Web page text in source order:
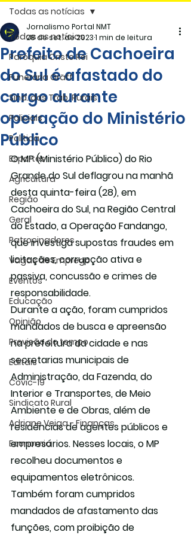
Todas as notícias
Paróquia Cristo Rei
Funerária Gräff
Sind. dos Trab. Rurais
Policiais
Politica
Esportes
Agricultura
Região
Geral
Patrocinadores
Vagas de Emprego
Eventos
Educação
Opinião
Previsão do tempo
Editais
Covic-19
Sindicato Rural
Adriane Veiga - Finanças
Economia
Todas as notícias
Prefeito de Cachoeira
do Sul é afastado do
cargo durante
operação do Ministério
Público
Jornalismo Portal NMT
28 de set. de 20231 min de leitura
O MP (Ministério Público) do Rio
Grande do Sul deflagrou na manhã
desta quinta-feira (28), em
Cachoeira do Sul, na Região Central
do Estado, a Operação Fandango,
que investiga supostas fraudes em
licitações, corrupção ativa e
passiva, concussão e crimes de
responsabilidade.
Durante a ação, foram cumpridos
mandados de busca e apreensão
na prefeitura da cidade e nas
secretarias municipais de
Administração, da Fazenda, do
Interior e Transportes, de Meio
Ambiente e de Obras, além de
residências de agentes públicos e
empresários. Nesses locais, o MP
recolheu documentos e
equipamentos eletrônicos.
Também foram cumpridos
mandados de afastamento das
funções, com proibição de